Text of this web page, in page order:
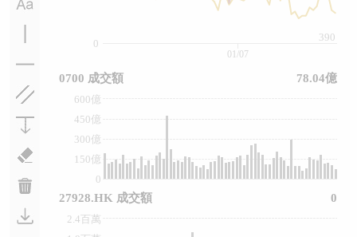
0
390
0
150億
300億
450億
600億
2.4百萬
01/07
0700 成交額 78.04億
27928.HK 成交額 0